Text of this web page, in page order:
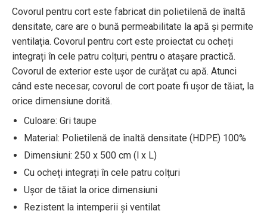
Covorul pentru cort este fabricat din polietilenă de înaltă
densitate, care are o bună permeabilitate la apă și permite
ventilația. Covorul pentru cort este proiectat cu ocheți
integrați în cele patru colțuri, pentru o atașare practică.
Covorul de exterior este ușor de curățat cu apă. Atunci
când este necesar, covorul de cort poate fi ușor de tăiat, la
orice dimensiune dorită.
Culoare: Gri taupe
Material: Polietilenă de înaltă densitate (HDPE) 100%
Dimensiuni: 250 x 500 cm (l x L)
Cu ocheți integrați în cele patru colțuri
Ușor de tăiat la orice dimensiuni
Rezistent la intemperii și ventilat